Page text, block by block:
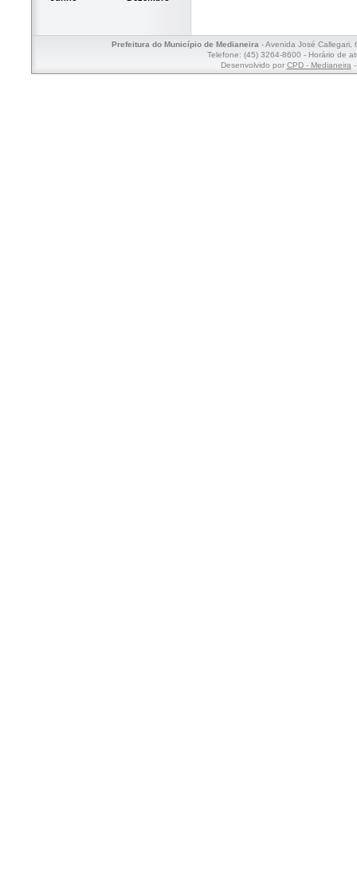
Prefeitura do Município de Medianeira- Avenida José Callegari,
Telefone: (45) 3264-8600 - Horário de
Desenvolvido por CPD - Medianeira-